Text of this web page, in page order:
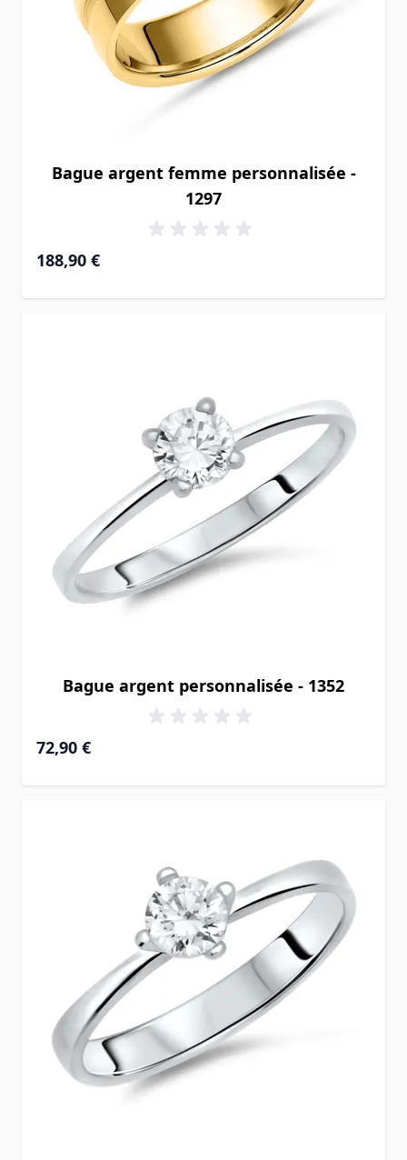
Bague argent femme personnalisée -
1297
188,90 €
Bague argent personnalisée - 1352
72,90 €